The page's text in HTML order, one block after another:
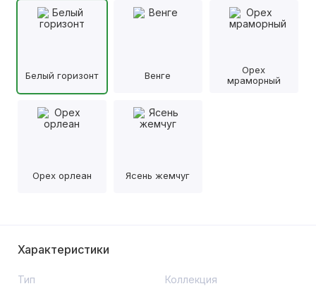
Белый горизонт Венге
Орех
мраморный
Орех орлеан Ясень жемчуг
Характеристики
Тип Коллекция